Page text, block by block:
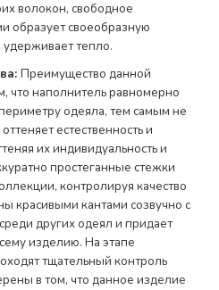
волокон, свободное
образует своеобразную
тепло.
Преимущество данной
что наполнитель равномерно
одеяла, тем самым не
естественность и
их индивидуальность и
простеганные стежки
контролируя качество
красивыми кантами созвучно с
других одеял и придает
изделию. На этапе
тщательный контроль
в том, что данное изделие